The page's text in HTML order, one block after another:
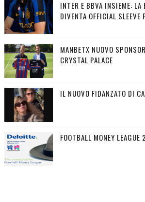
INTER E BBVA INSIEME: LA
DIVENTA OFFICIAL SLEEVE
MANBETX NUOVO
CRYSTAL PALACE
IL NUOVO FIDANZATO DI
FOOTBALL MONEY LEAGUE